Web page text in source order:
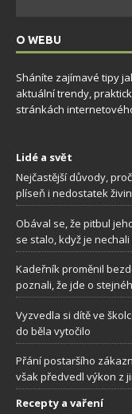
O WEBU
Sháníte zajímavé tipy
aktuální trendy,
stránkách
Lidé a svět
Nejčastější důvody,
plíseň i nedostatek živin
Obával se, že pitbul
se stalo, když je
Kadeřník proměnil
poznali, že jde o
Vyzvedla si dítě ve
do běla vytočilo
Přání postaršího
však předvedl výkon z
Recepty a vaření